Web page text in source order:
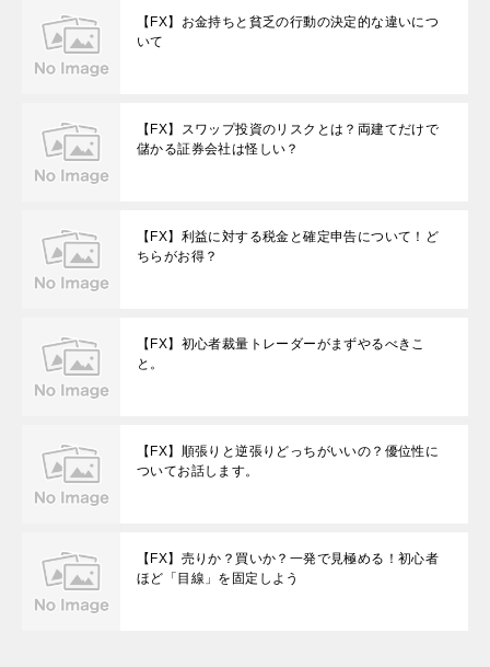
【FX】お金持ちと貧乏の行動の決定的な違いにつ
いて
【FX】スワップ投資のリスクとは？両建てだけで
儲かる証券会社は怪しい？
【FX】利益に対する税金と確定申告について！ど
ちらがお得？
【FX】初心者裁量トレーダーがまずやるべきこ
と。
【FX】順張りと逆張りどっちがいいの？優位性に
ついてお話します。
【FX】売りか？買いか？一発で見極める！初心者
ほど「目線」を固定しよう